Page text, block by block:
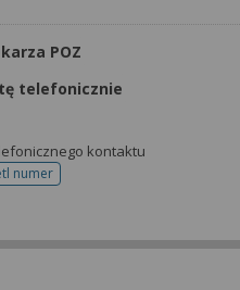
POZ
telefonicznie
kontaktu
numer
telefonu do rejestracji